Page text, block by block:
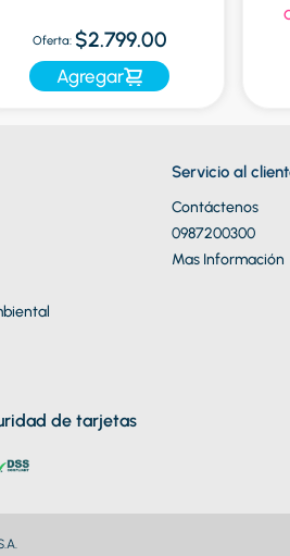
Oferta: $2.799.00
Agregar
Servicio al
Contáctenos
0987200300
Mas Información
de tarjetas